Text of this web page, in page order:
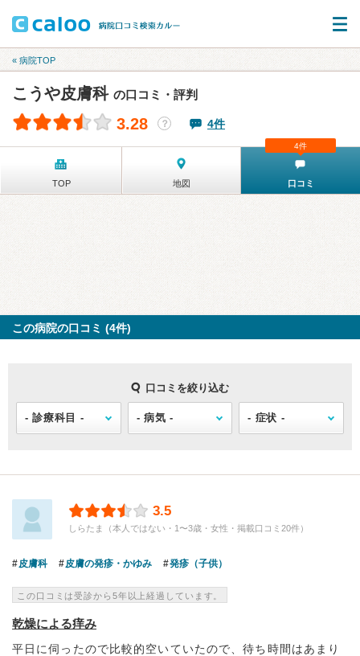
« 病院TOP
こうや皮膚科 の口コミ・評判
3.28 ？ 4件
TOP 地図 口コミ
4件
この病院の口コミ (4件)
口コミを絞り込む
3.5
しらたま（本人ではない・1〜3歳・女性・掲載口コミ20件）
皮膚科 皮膚の発疹・かゆみ 発疹（子供）
この口コミは受診から5年以上経過しています。
乾燥による痒み
平日に伺ったので比較的空いていたので、待ち時間はあまり